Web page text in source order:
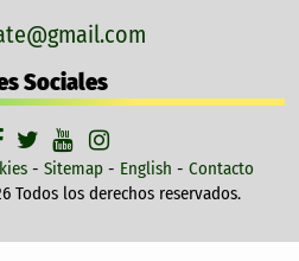
Sociales
- Sitemap - English - Contacto
Todos los derechos reservados.